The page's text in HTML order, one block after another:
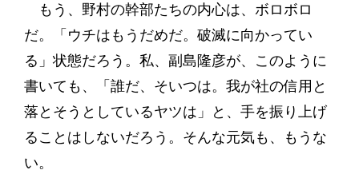
もう、野村の幹部たちの内心は、ボロボロ
だ。「ウチはもうだめだ。破滅に向かってい
る」状態だろう。私、副島隆彦が、このように
書いても、「誰だ、そいつは。我が社の信用と
落とそうとしているヤツは」と、手を振り上げ
ることはしないだろう。そんな元気も、もうな
い。